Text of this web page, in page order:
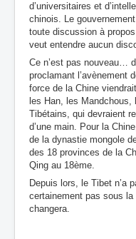
d’universitaires et
chinois. Le
toute discussion à
veut entendre aucun
Ce n’est pas nouveau…
proclamant l’avènement
force de la Chine
les Han, les
Tibétains, qui devraient
d’une main. Pour la
de la dynastie mongole
des 18 provinces de la
Qing au 18ème.
Depuis lors, le Tibet n’a
certainement pas sous la
changera.